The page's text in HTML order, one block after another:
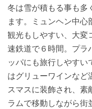
冬は雪が積もる事も多
ます。ミュンヘン中心
観光もしやすい、大変
速鉄道で６時間。プラ
ッパにも旅行しやすい
はグリューワインなど
スマスに装飾され、素
ラムで移動しながら街